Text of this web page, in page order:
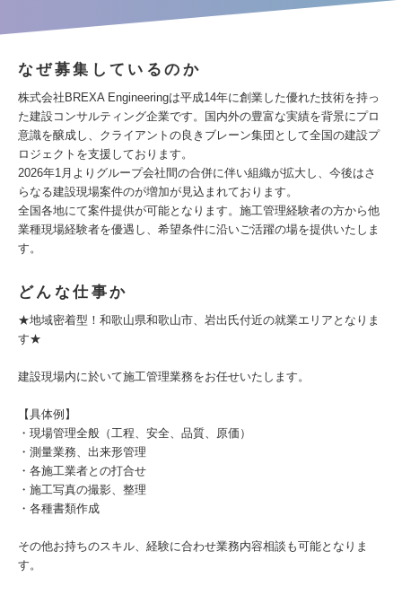
なぜ募集しているのか
株式会社BREXA Engineeringは平成14年に創業した優れた技術を持っ
た建設コンサルティング企業です。国内外の豊富な実績を背景にプロ
意識を醸成し、クライアントの良きブレーン集団として全国の建設プ
ロジェクトを支援しております。
2026年1月よりグループ会社間の合併に伴い組織が拡大し、今後はさ
らなる建設現場案件のが増加が見込まれております。
全国各地にて案件提供が可能となります。施工管理経験者の方から他
業種現場経験者を優遇し、希望条件に沿いご活躍の場を提供いたしま
す。
どんな仕事か
★地域密着型！和歌山県和歌山市、岩出氏付近の就業エリアとなりま
す★
建設現場内に於いて施工管理業務をお任せいたします。
【具体例】
・現場管理全般（工程、安全、品質、原価）
・測量業務、出来形管理
・各施工業者との打合せ
・施工写真の撮影、整理
・各種書類作成
その他お持ちのスキル、経験に合わせ業務内容相談も可能となりま
す。